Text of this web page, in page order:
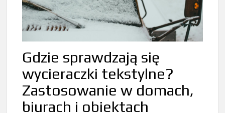
Gdzie sprawdzają się
wycieraczki tekstylne?
Zastosowanie w domach,
biurach i obiektach